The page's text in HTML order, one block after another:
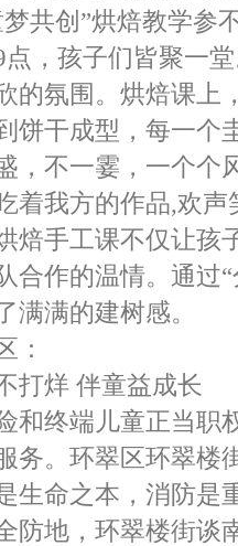
梦共创”烘焙教学参
点，孩子们皆聚一
的氛围。烘焙课上
饼干成型，每一个
，不一霎，一个个
着我方的作品,欢
焙手工课不仅让孩
合作的温情。通过
满满的建树感。
：
打烊 伴童益成长
和终端儿童正当职
务。环翠区环翠楼
生命之本，消防是
防地，环翠楼街谈